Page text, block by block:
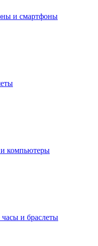
и смартфоны
компьютеры
и браслеты